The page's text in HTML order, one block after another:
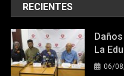
RECIENTES
La
06/